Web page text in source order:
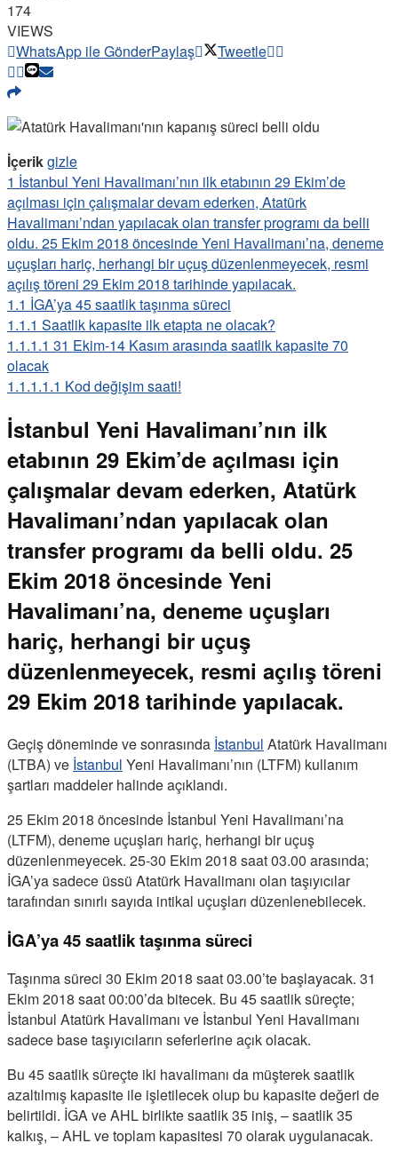
174
VIEWS
WhatsApp ile GönderPaylaş Tweetle
İçerikgizle
1 İstanbul Yeni Havalimanı’nın ilk etabının 29 Ekim’de
açılması için çalışmalar devam ederken, Atatürk
Havalimanı’ndan yapılacak olan transfer programı da belli
oldu. 25 Ekim 2018 öncesinde Yeni Havalimanı’na, deneme
uçuşları hariç, herhangi bir uçuş düzenlenmeyecek, resmi
açılış töreni 29 Ekim 2018 tarihinde yapılacak.
1.1 İGA’ya 45 saatlik taşınma süreci
1.1.1 Saatlik kapasite ilk etapta ne olacak?
1.1.1.1 31 Ekim-14 Kasım arasında saatlik kapasite 70
olacak
1.1.1.1.1 Kod değişim saati!
İstanbul Yeni Havalimanı’nın ilk
etabının 29 Ekim’de açılması için
çalışmalar devam ederken, Atatürk
Havalimanı’ndan yapılacak olan
transfer programı da belli oldu. 25
Ekim 2018 öncesinde Yeni
Havalimanı’na, deneme uçuşları
hariç, herhangi bir uçuş
düzenlenmeyecek, resmi açılış töreni
29 Ekim 2018 tarihinde yapılacak.
Geçiş döneminde ve sonrasında İstanbul Atatürk Havalimanı
(LTBA) ve İstanbul Yeni Havalimanı’nın (LTFM) kullanım
şartları maddeler halinde açıklandı.
25 Ekim 2018 öncesinde İstanbul Yeni Havalimanı’na
(LTFM), deneme uçuşları hariç, herhangi bir uçuş
düzenlenmeyecek. 25-30 Ekim 2018 saat 03.00 arasında;
İGA’ya sadece üssü Atatürk Havalimanı olan taşıyıcılar
tarafından sınırlı sayıda intikal uçuşları düzenlenebilecek.
İGA’ya 45 saatlik taşınma süreci
Taşınma süreci 30 Ekim 2018 saat 03.00’te başlayacak. 31
Ekim 2018 saat 00:00’da bitecek. Bu 45 saatlik süreçte;
İstanbul Atatürk Havalimanı ve İstanbul Yeni Havalimanı
sadece base taşıyıcıların seferlerine açık olacak.
Bu 45 saatlik süreçte iki havalimanı da müşterek saatlik
azaltılmış kapasite ile işletilecek olup bu kapasite değeri de
belirtildi. İGA ve AHL birlikte saatlik 35 iniş, – saatlik 35
kalkış, – AHL ve toplam kapasitesi 70 olarak uygulanacak.